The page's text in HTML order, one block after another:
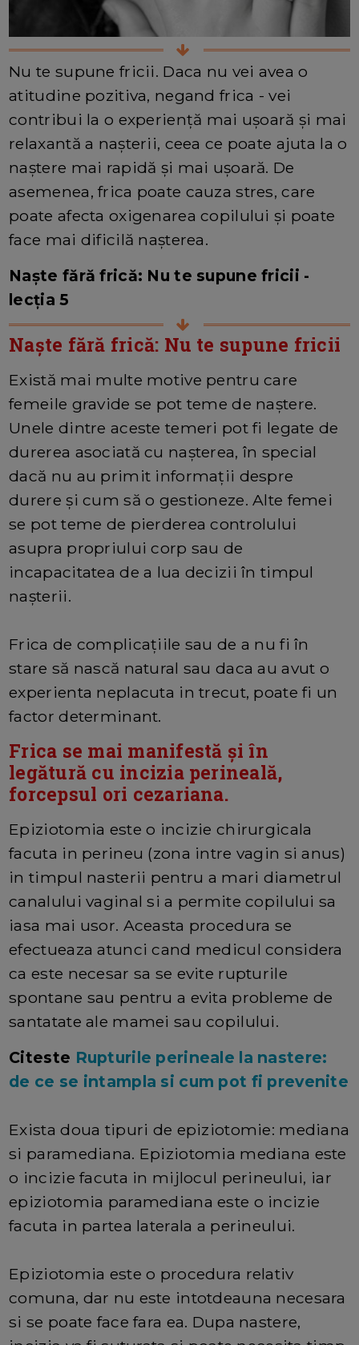
Nu te supune fricii. Daca nu vei avea o
atitudine pozitiva, negand frica - vei
contribui la o experiență mai ușoară și mai
relaxantă a nașterii, ceea ce poate ajuta la o
naștere mai rapidă și mai ușoară. De
asemenea, frica poate cauza stres, care
poate afecta oxigenarea copilului și poate
face mai dificilă nașterea.
Naște fără frică: Nu te supune fricii -
lecția 5
Naște fără frică: Nu te supune fricii
Există mai multe motive pentru care
femeile gravide se pot teme de naștere.
Unele dintre aceste temeri pot fi legate de
durerea asociată cu nașterea, în special
dacă nu au primit informații despre
durere și cum să o gestioneze. Alte femei
se pot teme de pierderea controlului
asupra propriului corp sau de
incapacitatea de a lua decizii în timpul
nașterii.
Frica de complicațiile sau de a nu fi în
stare să nască natural sau daca au avut o
experienta neplacuta in trecut, poate fi un
factor determinant.
Frica se mai manifestă şi în
legătură cu incizia perineală,
forcepsul ori cezariana.
Epiziotomia este o incizie chirurgicala
facuta in perineu (zona intre vagin si anus)
in timpul nasterii pentru a mari diametrul
canalului vaginal si a permite copilului sa
iasa mai usor. Aceasta procedura se
efectueaza atunci cand medicul considera
ca este necesar sa se evite rupturile
spontane sau pentru a evita probleme de
santatate ale mamei sau copilului.
Citeste Rupturile perineale la nastere:
de ce se intampla si cum pot fi prevenite
Exista doua tipuri de epiziotomie: mediana
si paramediana. Epiziotomia mediana este
o incizie facuta in mijlocul perineului, iar
epiziotomia paramediana este o incizie
facuta in partea laterala a perineului.
Epiziotomia este o procedura relativ
comuna, dar nu este intotdeauna necesara
si se poate face fara ea. Dupa nastere,